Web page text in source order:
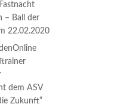
Fastnacht
– Ball der
22.02.2020
dem ASV
Zukunft“